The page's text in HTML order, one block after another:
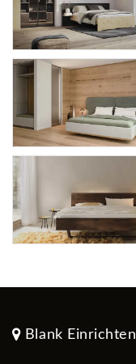
Blank Einrichten